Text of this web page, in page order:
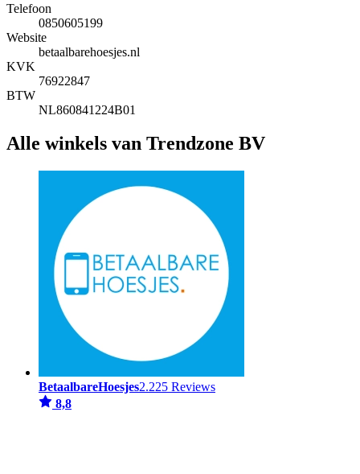
Telefoon
0850605199
Website
betaalbarehoesjes.nl
KVK
76922847
BTW
NL860841224B01
Alle winkels van Trendzone BV
BetaalbareHoesjes2.225 Reviews
8,8